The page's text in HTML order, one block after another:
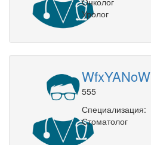
Уролог
WfxYANoW
555
Специализация:
Стоматолог